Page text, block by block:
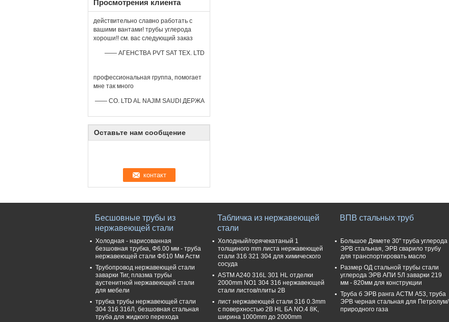
Просмотрения клиента
действительно славно работать с
вашими вантами! трубы углерода
хороши!! см. вас следующий заказ
—— АГЕНСТВА PVT SAT TEX. LTD
профессиональная группа, помогает
мне так много
—— CO. LTD AL NAJIM SAUDI ДЕРЖА
Оставьте нам сообщение
Бесшовные трубы из
нержавеющей стали
Холодная - нарисованная
безшовная трубка, Φ6.00 мм - труба
нержавеющей стали Φ610 Мм Астм
Трубопровод нержавеющей стали
заварки Тиг, плазма трубы
аустенитной нержавеющей стали
для мебели
трубка трубы нержавеющей стали
304 316 316Л, безшовная стальная
труба для жидкого перехода
Табличка из нержавеющей
стали
Холодный/горячекатаный 1
толщиного mm листа нержавеющей
стали 316 321 304 для химического
сосуда
ASTM A240 316L 301 HL отделки
2000mm NO1 304 316 нержавеющей
стали листов/плиты 2B
лист нержавеющей стали 316 0.3mm
с поверхностью 2B HL БА NO.4 8K,
ширина 1000mm до 2000mm
ВПВ стальных труб
Большое Дямете 30" труба углерода
ЭРВ стальная, ЭРВ сварило трубу
для транспортировать масло
Размер ОД стальной трубы стали
углерода ЭРВ АПИ 5Л заварки 219
мм - 820мм для конструкции
Труба б ЭРВ ранга АСТМ А53, труба
ЭРВ черная стальная для Петролум/
природного газа